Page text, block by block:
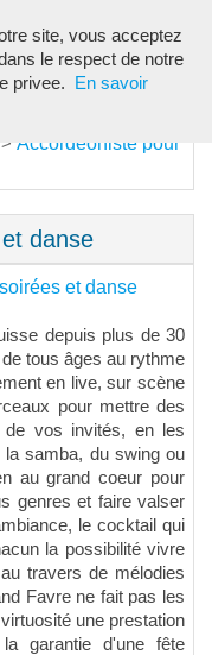
> Accordéoniste pour
danse
et danse
depuis plus de 30
tous âges au rythme
en live, sur scène
pour mettre des
vos invités, en les
samba, du swing ou
au grand coeur pour
genres et faire valser
le cocktail qui
la possibilité vivre
travers de mélodies
Favre ne fait pas les
une prestation
garantie d'une fête
site, vous acceptez
le respect de notre
privee.
En savoir